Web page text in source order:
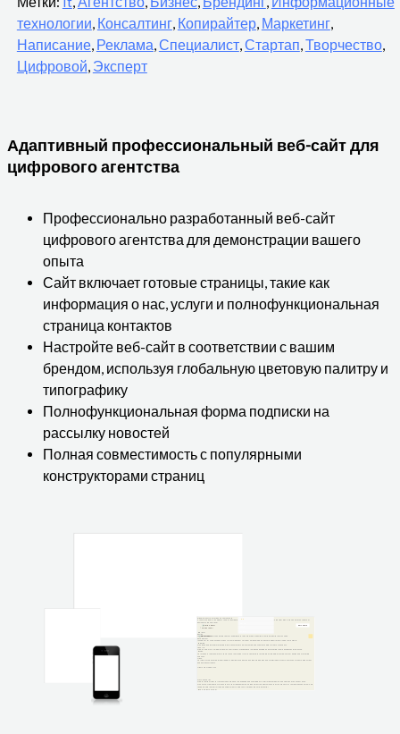
технологии, Консалтинг, Копирайтер, Маркетинг,
Написание, Реклама,Специалист,Стартап,Творчество,
Цифровой, Эксперт
Адаптивный профессиональный веб-сайт для
цифрового агентства
Профессионально разработанный веб-сайт
цифрового агентства для демонстрации вашего
опыта
Сайт включает готовые страницы, такие как
информация о нас, услуги и полнофункциональная
страница контактов
Настройте веб-сайт в соответствии с вашим
брендом, используя глобальную цветовую палитру и
типографику
Полнофункциональная форма подписки на
рассылку новостей
Полная совместимость с популярными
конструкторами страниц